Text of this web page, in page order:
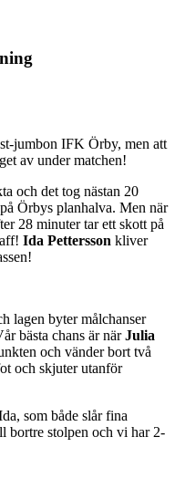
jumbon IFK Örby, men att
av under matchen!
och det tog nästan 20
Örbys planhalva. Men när
28 minuter tar ett skott på
Ida Pettersson kliver
lagen byter målchanser
bästa chans är närJulia
och vänder bort två
och skjuter utanför
som både slår fina
bortre stolpen och vi har 2-